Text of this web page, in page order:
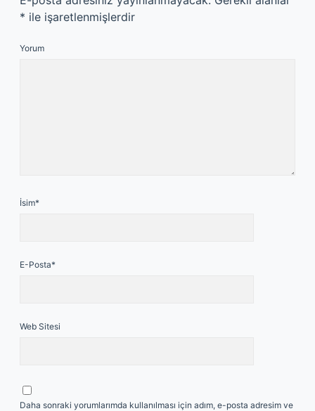
* ile işaretlenmişlerdir
Yorum
İsim*
E-Posta*
Web Sitesi
Daha sonraki yorumlarımda kullanılması için adım, e-posta adresim ve